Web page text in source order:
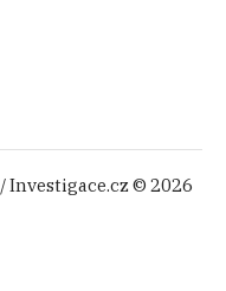
/ Investigace.cz © 2026